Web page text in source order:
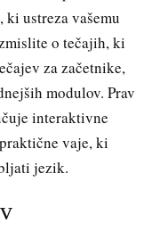
ki ustreza vašemu
o tečajih, ki
za začetnike,
modulov. Prav
interaktivne
vaje, ki
jezik.